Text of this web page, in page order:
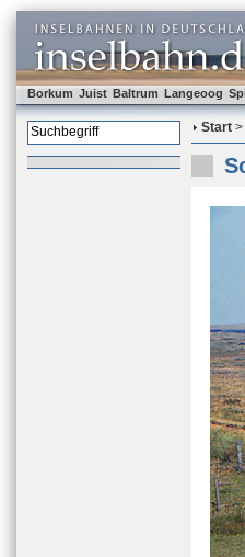
Borkum Juist Baltrum Langeoog
Start >